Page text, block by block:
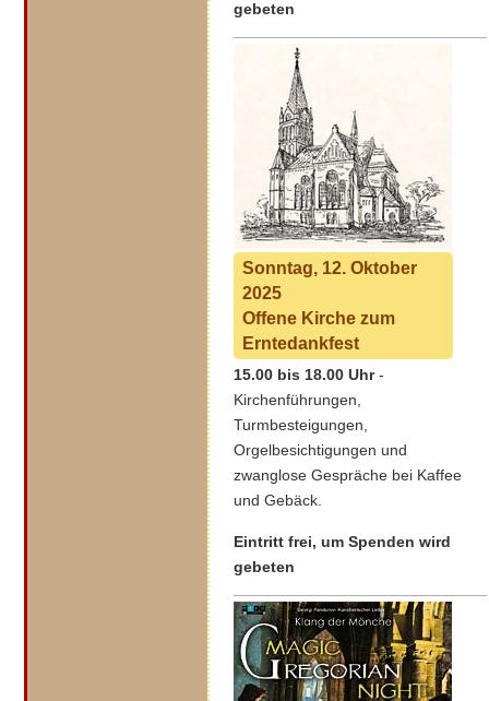
gebeten
Sonntag, 12. Oktober
2025
Offene Kirche zum
Erntedankfest
15.00 bis 18.00 Uhr-
Kirchenführungen,
Turmbesteigungen,
Orgelbesichtigungen und
zwanglose Gespräche bei Kaffee
und Gebäck.
Eintritt frei, um Spenden wird
gebeten